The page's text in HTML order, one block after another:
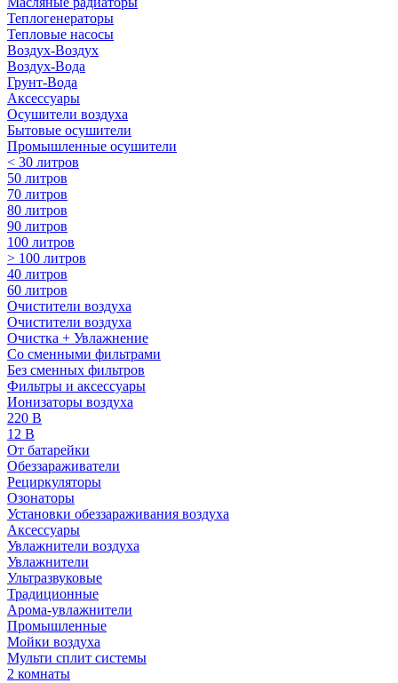
Теплогенераторы
Тепловые насосы
Воздух-Воздух
Воздух-Вода
Грунт-Вода
Аксессуары
Осушители воздуха
Бытовые осушители
Промышленные осушители
< 30 литров
50 литров
70 литров
80 литров
90 литров
100 литров
> 100 литров
40 литров
60 литров
Очистители воздуха
Очистители воздуха
Очистка + Увлажнение
Cо сменными фильтрами
Без сменных фильтров
Фильтры и аксессуары
Ионизаторы воздуха
220 В
12 В
От батарейки
Обеззараживатели
Рециркуляторы
Озонаторы
Установки обеззараживания воздуха
Аксессуары
Увлажнители воздуха
Увлажнители
Ультразвуковые
Традиционные
Арома-увлажнители
Промышленные
Мойки воздуха
Мульти сплит системы
2 комнаты